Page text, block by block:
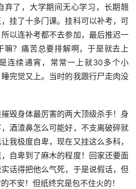
弃了，大学期间无心学习，长期翘
挂了十多门课。挂科可以补考，可
以连补考都不去参加，最后推迟一
嘛？痛苦总要排解啊，于是就去上
连续通宵，常常一上就30多个小
完觉又上。当时的我跟行尸走肉没
毁身体最厉害的两大顶级杀手！身
酒渣鼻怎么可能好，不支离破碎就
我极度自卑，现在又挂这么多科，
自卑到了麻木的程度！回家还要面
话得把他么气死，于是说假话，但
不安！但纸终究是包不住火的！